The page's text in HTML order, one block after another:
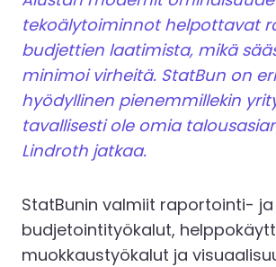
tekoälytoiminnot helpottavat
budjettien laatimista, mikä
minimoi virheitä. StatBun on
hyödyllinen pienemmillekin
tavallisesti ole omia
Lindroth jatkaa.
StatBunin valmiit raportointi- ja
budjetointityökalut,
muokkaustyökalut ja